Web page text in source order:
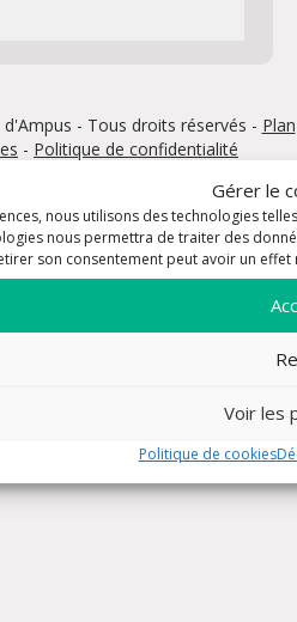
Gérer le
nous utilisons des technologies
nous permettra de traiter des
son consentement peut avoir un
Voir les
Politique de cookies
- Tous droits réservés - Plan
- Politique de confidentialité